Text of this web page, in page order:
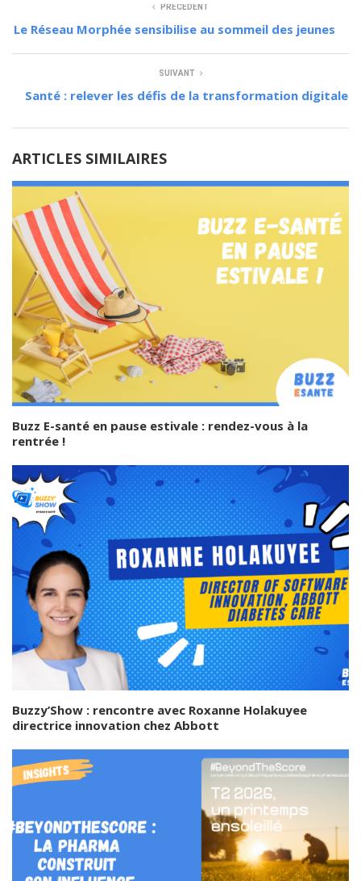
PRÉCÉDENT
Le Réseau Morphée sensibilise au sommeil des jeunes
SUIVANT
Santé : relever les défis de la transformation digitale
ARTICLES SIMILAIRES
Buzz E-santé en pause estivale : rendez-vous à la
rentrée !
Buzzy’Show : rencontre avec Roxanne Holakuyee
directrice innovation chez Abbott